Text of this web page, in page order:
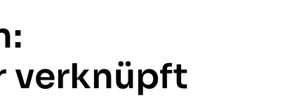
verknüpft